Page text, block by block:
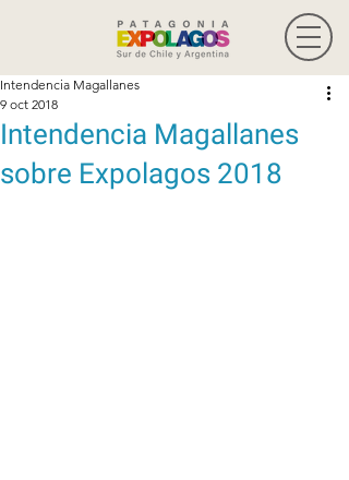
Intendencia Magallanes
sobre Expolagos 2018
Intendencia Magallanes
9 oct 2018